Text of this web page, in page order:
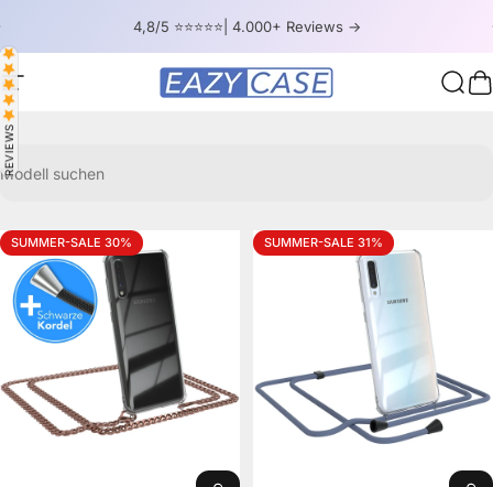
4,8/5 ⭐⭐⭐⭐⭐| 4.000+ Reviews ->
Site navigation EAZY CASE
REVIEWS
Modell suchen
SUMMER-SALE 30% SUMMER-SALE 31%